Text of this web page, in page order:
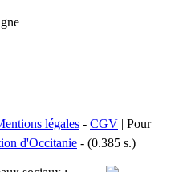
légales - CGV | Pour
d'Occitanie - (0.385 s.)